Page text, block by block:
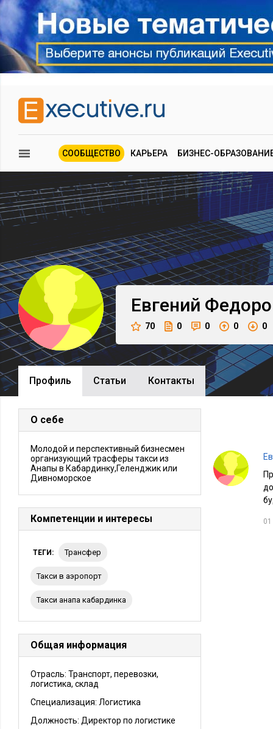
СООБЩЕСТВО КАРЬЕРА БИЗНЕС-
Евгений
70 0 0 0 0
Профиль Cтатьи Контакты
О себе
Молодой и перспективный бизнесмен
организующий трасферы такси из
Анапы в Кабардинку,Геленджик или
Дивноморское
Компетенции и интересы
ТЕГИ: трансфер
такси в аэропорт
такси анапа кабардинка
Общая информация
Отрасль: Транспорт, перевозки,
логистика, склад
Специализация: Логистика
Должность: Директор по логистике